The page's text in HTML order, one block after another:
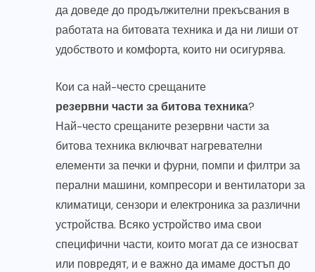
да доведе до продължителни прекъсвания в
работата на битовата техника и да ни лиши от
удобството и комфорта, които ни осигурява.
Кои са най-често срещаните
резервни части за битова техника?
Най-често срещаните резервни части за
битова техника включват нагревателни
елементи за печки и фурни, помпи и филтри за
перални машини, компресори и вентилатори за
климатици, сензори и електроника за различни
устройства. Всяко устройство има свои
специфични части, които могат да се износват
или повредят, и е важно да имаме достъп до